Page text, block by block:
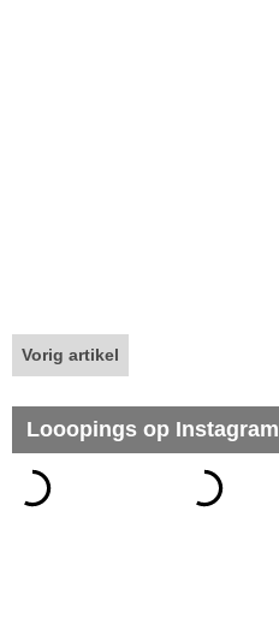
Vorig artikel
Looopings op Instagram